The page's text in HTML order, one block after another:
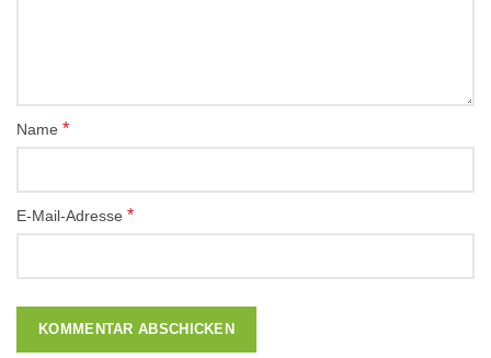
Name *
E-Mail-Adresse *